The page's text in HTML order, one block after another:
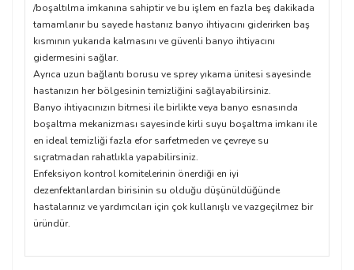
/boşaltılma imkanına sahiptir ve bu işlem en fazla beş dakikada
tamamlanır bu sayede hastanız banyo ihtiyacını giderirken baş
kısmının yukarıda kalmasını ve güvenli banyo ihtiyacını
gidermesini sağlar.
Ayrıca uzun bağlantı borusu ve sprey yıkama ünitesi sayesinde
hastanızın her bölgesinin temizliğini sağlayabilirsiniz.
Banyo ihtiyacınızın bitmesi ile birlikte veya banyo esnasında
boşaltma mekanizması sayesinde kirli suyu boşaltma imkanı ile
en ideal temizliği fazla efor sarfetmeden ve çevreye su
sıçratmadan rahatlıkla yapabilirsiniz.
Enfeksiyon kontrol komitelerinin önerdiği en iyi
dezenfektanlardan birisinin su olduğu düşünüldüğünde
hastalarınız ve yardımcıları için çok kullanışlı ve vazgeçilmez bir
üründür.